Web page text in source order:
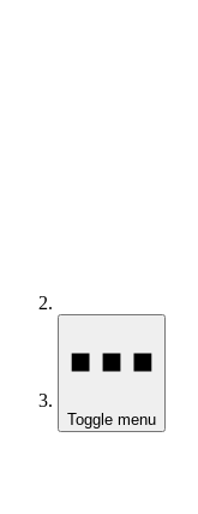
Toggle menu